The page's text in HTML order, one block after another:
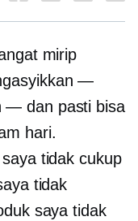
mirip
—
— dan pasti bisa
hari.
tidak cukup
tidak
saya tidak